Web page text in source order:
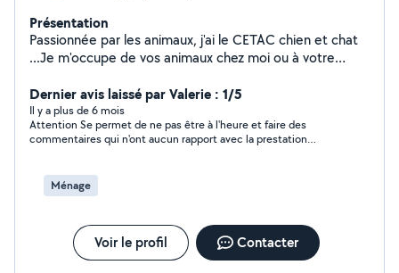
Présentation
Passionnée par les animaux, j'ai le CETAC chien et chat
...Je m'occupe de vos animaux chez moi ou à votre
comme à la maison.....J'adore aussi faire des jeux avec
eux mais aussi cuisiner et les enfants.
Dernier avis laissé par Valerie : 1/5
Il y a plus de 6 mois
Attention Se permet de ne pas être à l'heure et faire des
commentaires qui n'ont aucun rapport avec la prestation
Ménage
Voir le profil Contacter